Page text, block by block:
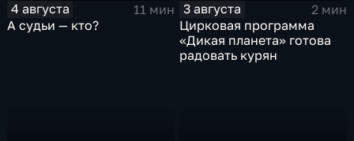
4 августа
11 мин
А судьи — кто?
3 августа
2 мин
Цирковая программа
«Дикая планета» готова
радовать курян